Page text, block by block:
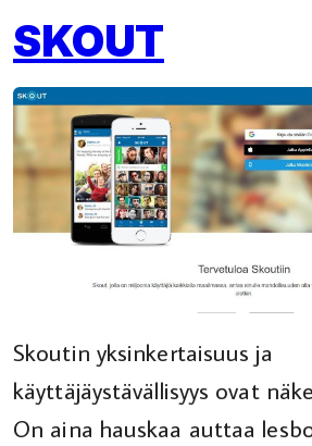
SKOUT
Skoutin yksinkertaisuus ja
käyttäjäystävällisyys ovat
On aina hauskaa auttaa